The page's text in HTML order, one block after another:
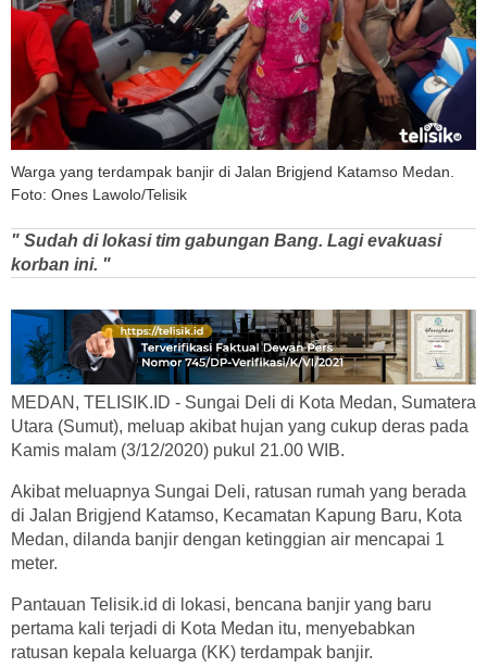
Warga yang terdampak banjir di Jalan Brigjend Katamso Medan.
Foto: Ones Lawolo/Telisik
" Sudah di lokasi tim gabungan Bang. Lagi evakuasi
korban ini. "
MEDAN, TELISIK.ID - Sungai Deli di Kota Medan, Sumatera
Utara (Sumut), meluap akibat hujan yang cukup deras pada
Kamis malam (3/12/2020) pukul 21.00 WIB.
Akibat meluapnya Sungai Deli, ratusan rumah yang berada
di Jalan Brigjend Katamso, Kecamatan Kapung Baru, Kota
Medan, dilanda banjir dengan ketinggian air mencapai 1
meter.
Pantauan Telisik.id di lokasi, bencana banjir yang baru
pertama kali terjadi di Kota Medan itu, menyebabkan
ratusan kepala keluarga (KK) terdampak banjir.